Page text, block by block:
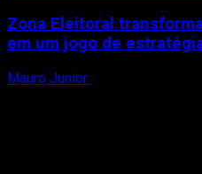
Zona Eleitoral
em um jogo de
Mauro Junior